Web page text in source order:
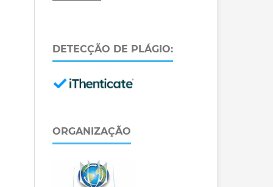
DETECÇÃO DE PLÁGIO:
ORGANIZAÇÃO